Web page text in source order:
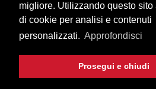
migliore. Utilizzando questo sito
di cookie per analisi e contenuti
personalizzati. Approfondisci
Prosegui e chiudi
Privacy policy Cookie policy
©
Credits
Triumph Motorcycles Srl - Via Rodolfo
Iscrizione al Registro delle Imprese di